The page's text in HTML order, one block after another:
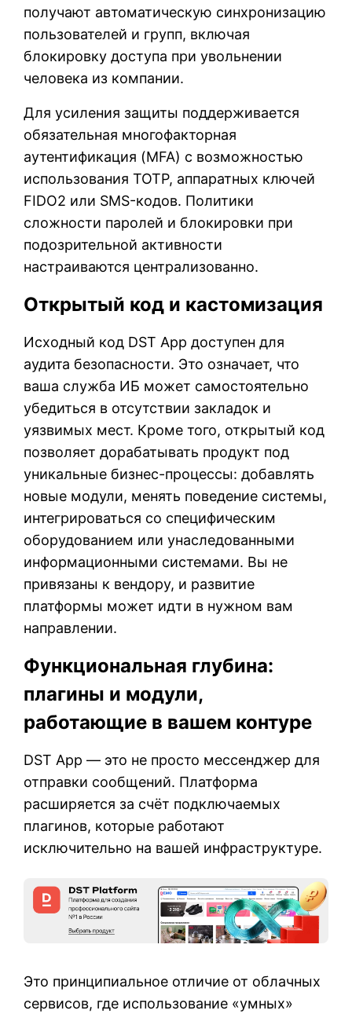
получают автоматическую синхронизацию
пользователей и групп, включая
блокировку доступа при увольнении
человека из компании.
Для усиления защиты поддерживается
обязательная многофакторная
аутентификация (MFA) с возможностью
использования TOTP, аппаратных ключей
FIDO2 или SMS-кодов. Политики
сложности паролей и блокировки при
подозрительной активности
настраиваются централизованно.
Открытый код и кастомизация
Исходный код DST App доступен для
аудита безопасности. Это означает, что
ваша служба ИБ может самостоятельно
убедиться в отсутствии закладок и
уязвимых мест. Кроме того, открытый код
позволяет дорабатывать продукт под
уникальные бизнес-процессы: добавлять
новые модули, менять поведение системы,
интегрироваться со специфическим
оборудованием или унаследованными
информационными системами. Вы не
привязаны к вендору, и развитие
платформы может идти в нужном вам
направлении.
Функциональная глубина:
плагины и модули,
работающие в вашем контуре
DST App — это не просто мессенджер для
отправки сообщений. Платформа
расширяется за счёт подключаемых
плагинов, которые работают
исключительно на вашей инфраструктуре.
Это принципиальное отличие от облачных
сервисов, где использование «умных»